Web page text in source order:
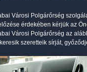
Városi Polgárőrség
érdekében kérjük az
Városi Polgárőrség az
szeretteik sírját,